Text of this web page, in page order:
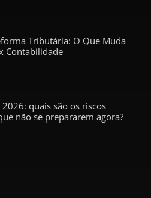
Tributária: O Que Muda
Contabilidade
quais são os riscos
não se prepararem agora?